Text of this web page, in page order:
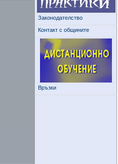
Законодателство
Контакт с общините
Връзки